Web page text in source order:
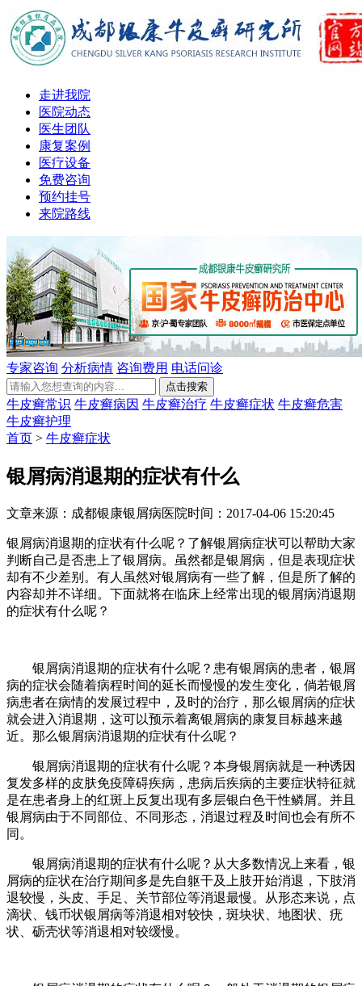
走进我院
医院动态
医生团队
康复案例
医疗设备
免费咨询
预约挂号
来院路线
专家咨询 分析病情 咨询费用 电话问诊
牛皮癣常识 牛皮癣病因 牛皮癣治疗 牛皮癣症状 牛皮癣危害
牛皮癣护理
首页 > 牛皮癣症状
银屑病消退期的症状有什么
文章来源：成都银康银屑病医院时间：2017-04-06 15:20:45
银屑病消退期的症状有什么呢？了解银屑病症状可以帮助大家
判断自己是否患上了银屑病。虽然都是银屑病，但是表现症状
却有不少差别。有人虽然对银屑病有一些了解，但是所了解的
内容却并不详细。下面就将在临床上经常出现的银屑病消退期
的症状有什么呢？
银屑病消退期的症状有什么呢？患有银屑病的患者，银屑
病的症状会随着病程时间的延长而慢慢的发生变化，倘若银屑
病患者在病情的发展过程中，及时的治疗，那么银屑病的症状
就会进入消退期，这可以预示着离银屑病的康复目标越来越
近。那么银屑病消退期的症状有什么呢？
银屑病消退期的症状有什么呢？本身银屑病就是一种诱因
复发多样的皮肤免疫障碍疾病，患病后疾病的主要症状特征就
是在患者身上的红斑上反复出现有多层银白色干性鳞屑。并且
银屑病由于不同部位、不同形态，消退过程及时间也会有所不
同。
银屑病消退期的症状有什么呢？从大多数情况上来看，银
屑病的症状在治疗期间多是先自躯干及上肢开始消退，下肢消
退较慢，头皮、手足、关节部位等消退最慢。从形态来说，点
滴状、钱币状银屑病等消退相对较快，斑块状、地图状、疣
状、砺壳状等消退相对较缓慢。